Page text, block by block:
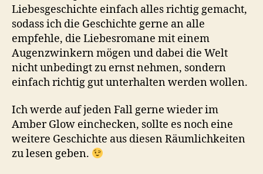
Liebesgeschichte einfach alles richtig gemacht,
sodass ich die Geschichte gerne an alle
empfehle, die Liebesromane mit einem
Augenzwinkern mögen und dabei die Welt
nicht unbedingt zu ernst nehmen, sondern
einfach richtig gut unterhalten werden wollen.
Ich werde auf jeden Fall gerne wieder im
Amber Glow einchecken, sollte es noch eine
weitere Geschichte aus diesen Räumlichkeiten
zu lesen geben.